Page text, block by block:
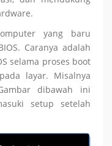
di R
yang baru
Caranya adalah
selama proses boot
layar. Misalnya
dibawah ini
setup setelah